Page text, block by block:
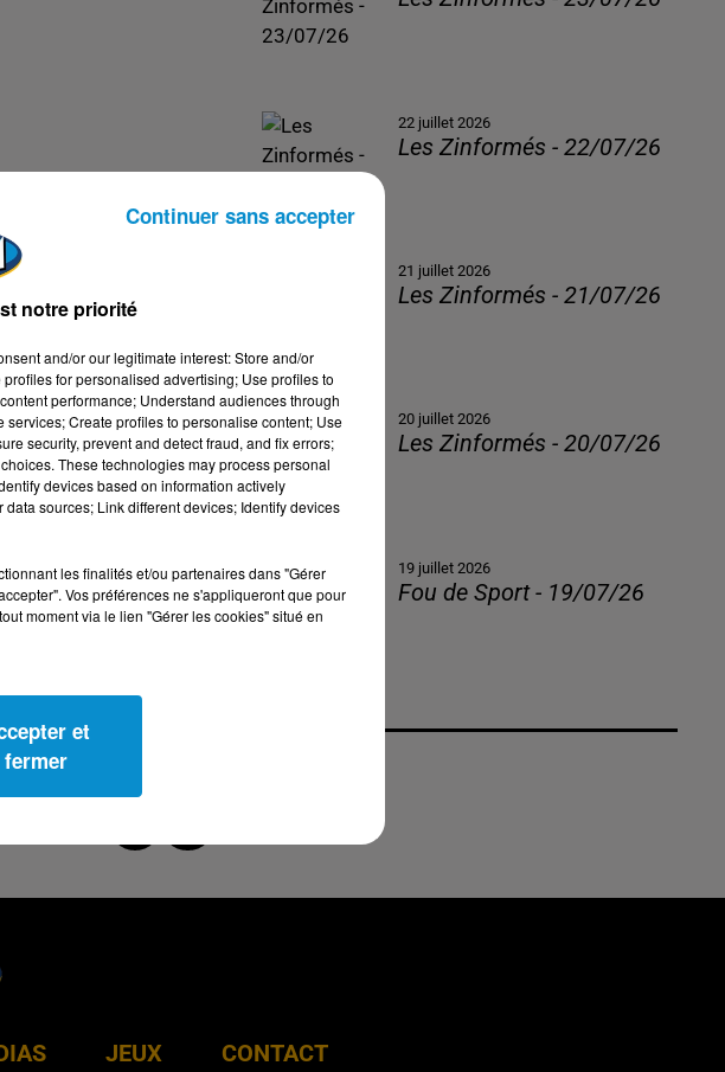
22 juillet 2026
Les Zinformés - 22/07/26
21 juillet 2026
Les Zinformés - 21/07/26
20 juillet 2026
Les Zinformés - 20/07/26
19 juillet 2026
Fou de Sport - 19/07/26
JEUX CONTACT
notre priorité
and/or our legitimate interest: Store and/or
for personalised advertising; Use profiles to
performance; Understand audiences through
Create profiles to personalise content; Use
security, prevent and detect fraud, and fix errors;
These technologies may process personal
devices based on information actively
sources; Link different devices; Identify devices
les finalités et/ou partenaires dans "Gérer
Vos préférences ne s'appliqueront que pour
moment via le lien "Gérer les cookies" situé en
et
fermer
Continuer sans accepter